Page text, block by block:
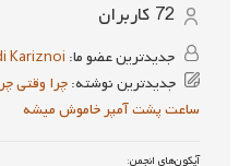
72 کاربران
جدیدترین عضو ما: Kariznoi
جدیدترین نوشته:چرا وقتی
ساعت پشت آمپر خاموش میشه
آیکون‌های انجمن: